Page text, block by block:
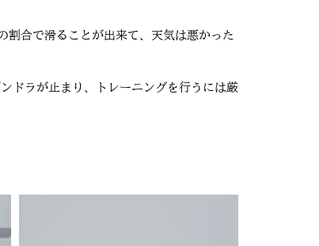
割合で滑ることが出来て、天気は悪かった
ドラが止まり、トレーニングを行うには厳